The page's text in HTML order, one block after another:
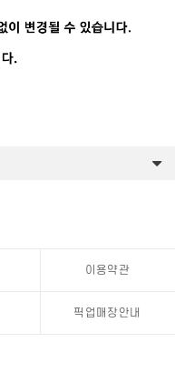
이용약관
픽업매장안내